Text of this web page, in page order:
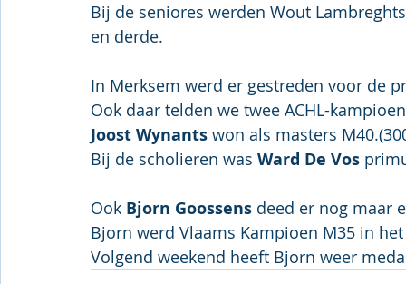
Bij de seniores werden Wout
en derde.
In Merksem werd er gestreden voor de
Ook daar telden we twee ACHL-
Joost Wynants won als masters
Bij de scholieren was Ward De Vos
Ook Bjorn Goossens deed er nog maar
Bjorn werd Vlaams Kampioen M35 in
Volgend weekend heeft Bjorn weer